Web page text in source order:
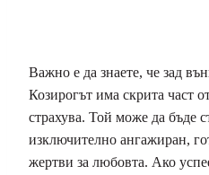
Важно е да знаете, че зад
Козирогът има скрита част
страхува. Той може да бъде
изключително ангажиран,
жертви за любовта. Ако